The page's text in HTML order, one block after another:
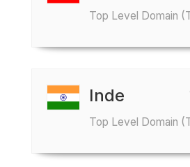
Top Level Domain
Inde
Top Level Domain